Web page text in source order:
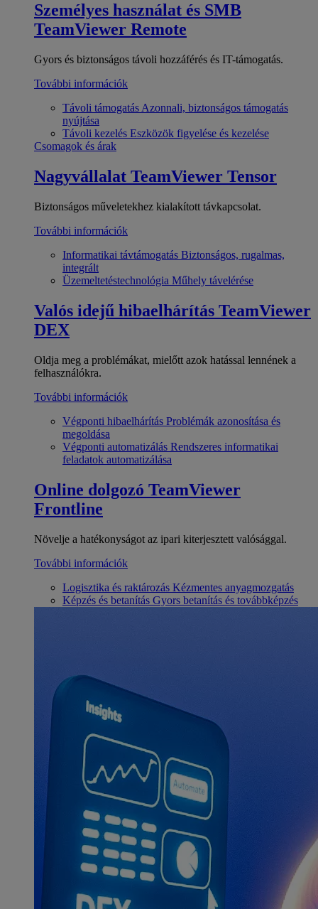
Személyes használat és SMB
TeamViewer Remote
Gyors és biztonságos távoli hozzáférés és IT-támogatás.
További információk
Távoli támogatás Azonnali, biztonságos támogatás
nyújtása
Távoli kezelés Eszközök figyelése és kezelése
Csomagok és árak
Nagyvállalat TeamViewer Tensor
Biztonságos műveletekhez kialakított távkapcsolat.
További információk
Informatikai távtámogatás Biztonságos, rugalmas,
integrált
Üzemeltetéstechnológia Műhely távelérése
Valós idejű hibaelhárítás TeamViewer
DEX
Oldja meg a problémákat, mielőtt azok hatással lennének a
felhasználókra.
További információk
Végponti hibaelhárítás Problémák azonosítása és
megoldása
Végponti automatizálás Rendszeres informatikai
feladatok automatizálása
Online dolgozó TeamViewer
Frontline
Növelje a hatékonyságot az ipari kiterjesztett valósággal.
További információk
Logisztika és raktározás Kézmentes anyagmozgatás
Képzés és betanítás Gyors betanítás és továbbképzés